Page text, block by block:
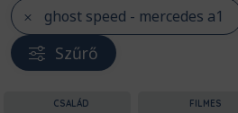
ghost speed - mercedes a1
Szűrő
CSALÁD FILMES